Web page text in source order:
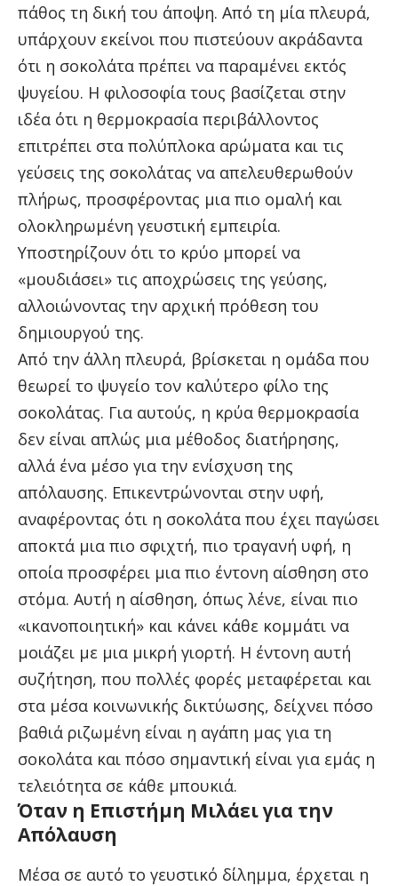
πάθος τη δική του άποψη. Από τη μία πλευρά,
υπάρχουν εκείνοι που πιστεύουν ακράδαντα
ότι η σοκολάτα πρέπει να παραμένει εκτός
ψυγείου. Η φιλοσοφία τους βασίζεται στην
ιδέα ότι η θερμοκρασία περιβάλλοντος
επιτρέπει στα πολύπλοκα αρώματα και τις
γεύσεις της σοκολάτας να απελευθερωθούν
πλήρως, προσφέροντας μια πιο ομαλή και
ολοκληρωμένη γευστική εμπειρία.
Υποστηρίζουν ότι το κρύο μπορεί να
«μουδιάσει» τις αποχρώσεις της γεύσης,
αλλοιώνοντας την αρχική πρόθεση του
δημιουργού της.
Από την άλλη πλευρά, βρίσκεται η ομάδα που
θεωρεί το ψυγείο τον καλύτερο φίλο της
σοκολάτας. Για αυτούς, η κρύα θερμοκρασία
δεν είναι απλώς μια μέθοδος διατήρησης,
αλλά ένα μέσο για την ενίσχυση της
απόλαυσης. Επικεντρώνονται στην υφή,
αναφέροντας ότι η σοκολάτα που έχει παγώσει
αποκτά μια πιο σφιχτή, πιο τραγανή υφή, η
οποία προσφέρει μια πιο έντονη αίσθηση στο
στόμα. Αυτή η αίσθηση, όπως λένε, είναι πιο
«ικανοποιητική» και κάνει κάθε κομμάτι να
μοιάζει με μια μικρή γιορτή. Η έντονη αυτή
συζήτηση, που πολλές φορές μεταφέρεται και
στα μέσα κοινωνικής δικτύωσης, δείχνει πόσο
βαθιά ριζωμένη είναι η αγάπη μας για τη
σοκολάτα και πόσο σημαντική είναι για εμάς η
τελειότητα σε κάθε μπουκιά.
Όταν η Επιστήμη Μιλάει για την
Απόλαυση
Μέσα σε αυτό το γευστικό δίλημμα, έρχεται η